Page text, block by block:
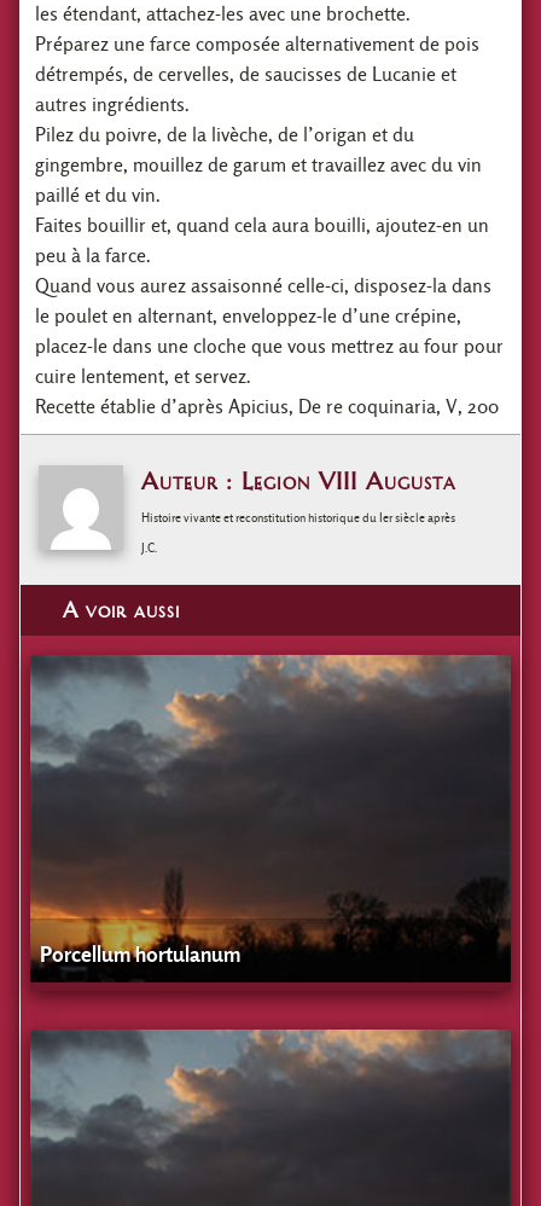
les étendant, attachez-les avec une brochette.
Préparez une farce composée alternativement de pois
détrempés, de cervelles, de saucisses de Lucanie et
autres ingrédients.
Pilez du poivre, de la livèche, de l’origan et du
gingembre, mouillez de garum et travaillez avec du vin
paillé et du vin.
Faites bouillir et, quand cela aura bouilli, ajoutez-en un
peu à la farce.
Quand vous aurez assaisonné celle-ci, disposez-la dans
le poulet en alternant, enveloppez-le d’une crépine,
placez-le dans une cloche que vous mettrez au four pour
cuire lentement, et servez.
Recette établie d’après Apicius, De re coquinaria, V, 200
Auteur : Legion VIII Augusta
Histoire vivante et reconstitution historique du Ier siècle après
J.C.
A voir aussi
Porcellum hortulanum